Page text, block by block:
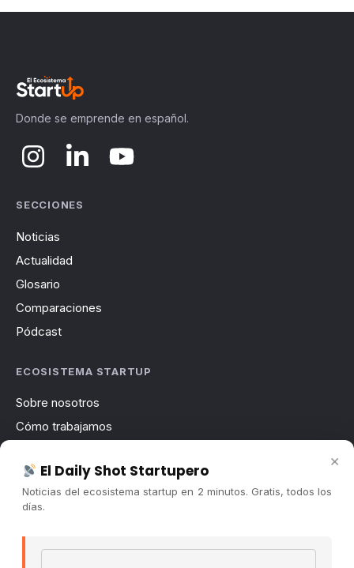
Donde se emprende en español.
SECCIONES
Noticias
Actualidad
Glosario
Comparaciones
Pódcast
ECOSISTEMA STARTUP
Sobre nosotros
Cómo trabajamos
Contacto
Publicidad
×
El Daily Shot Startupero
Noticias del ecosistema startup en 2 minutos. Gratis, todos los
días.